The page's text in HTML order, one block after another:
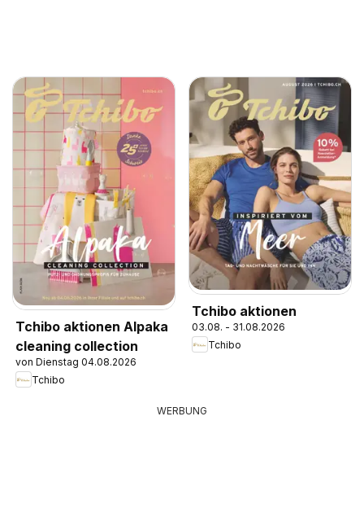
Tchibo aktionen Alpaka
cleaning collection
von Dienstag 04.08.2026
Tchibo
Tchibo aktionen
03.08. - 31.08.2026
Tchibo
WERBUNG